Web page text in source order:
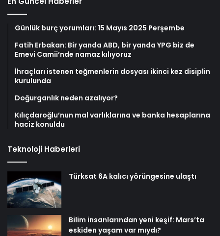
Günlük burç yorumları: 15 Mayıs 2025 Perşembe
Fatih Erbakan: Bir yanda ABD, bir yanda YPG biz de
Emevi Camii’nde namaz kılıyoruz
İhraçları istenen teğmenlerin dosyası ikinci kez disiplin
kurulunda
Doğurganlık neden azalıyor?
Kılıçdaroğlu’nun mal varlıklarına ve banka hesaplarına
haciz konuldu
Teknoloji Haberleri
Türksat 6A kalıcı yörüngesine ulaştı
Bilim insanlarından yeni keşif: Mars’ta
eskiden yaşam var mıydı?